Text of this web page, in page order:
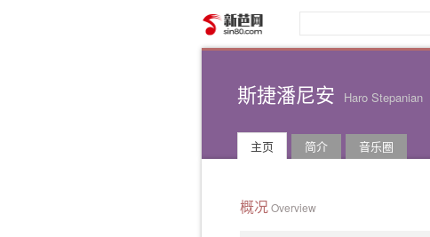
斯捷潘尼安 Haro Stepanian
主页 简介 音乐圈
概况Overview